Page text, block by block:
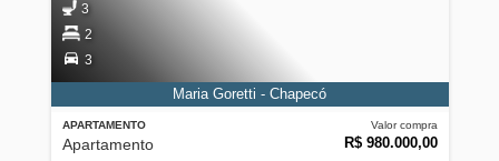
APARTAMENTO
Apartamento
Valor compra
R$ 980.000,00
3
2
3
Maria Goretti - Chapecó